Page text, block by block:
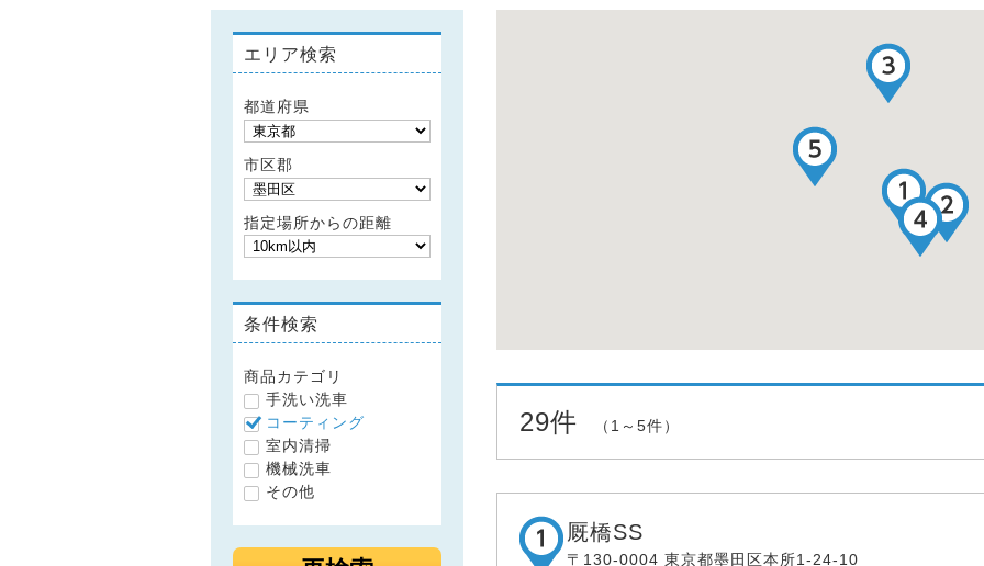
エリア検索
都道府県
市区郡
指定場所からの距離
条件検索
商品カテゴリ
手洗い洗車
コーティング
室内清掃
機械洗車
その他
29件 （1～5件）
厩橋SS
〒130-0004 東京都墨田区本所1-24-10